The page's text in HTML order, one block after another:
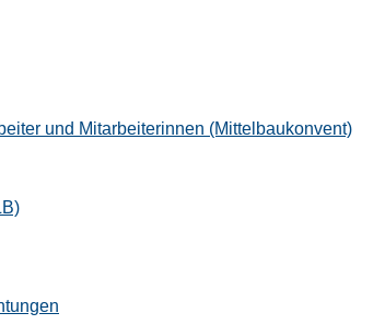
und Mitarbeiterinnen (Mittelbaukonvent)